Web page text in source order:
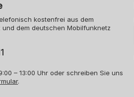
kostenfrei aus dem
und dem deutschen Mobilfunknetz
– 13:00 Uhr oder schreiben Sie uns
.